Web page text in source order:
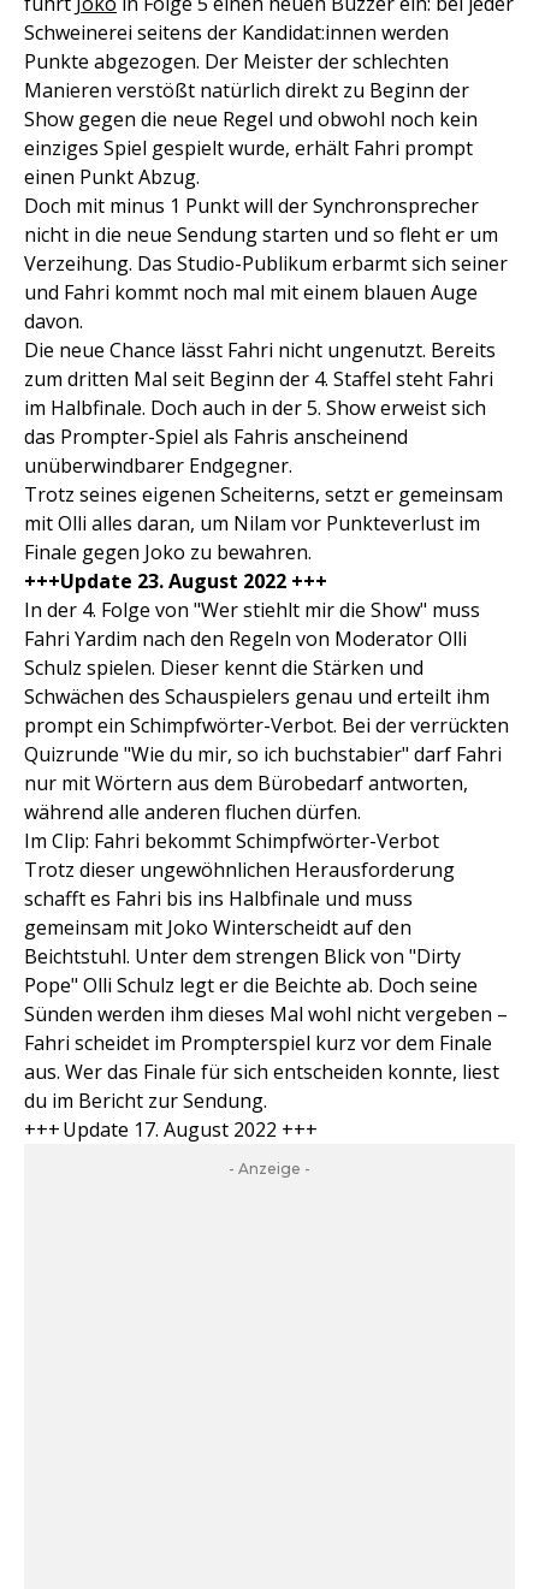
Schweinerei seitens der Kandidat:innen werden
Punkte abgezogen. Der Meister der schlechten
Manieren verstößt natürlich direkt zu Beginn der
Show gegen die neue Regel und obwohl noch kein
einziges Spiel gespielt wurde, erhält Fahri prompt
einen Punkt Abzug.
Doch mit minus 1 Punkt will der Synchronsprecher
nicht in die neue Sendung starten und so fleht er um
Verzeihung. Das Studio-Publikum erbarmt sich seiner
und Fahri kommt noch mal mit einem blauen Auge
davon.
Die neue Chance lässt Fahri nicht ungenutzt. Bereits
zum dritten Mal seit Beginn der 4. Staffel steht Fahri
im Halbfinale. Doch auch in der 5. Show erweist sich
das Prompter-Spiel als Fahris anscheinend
unüberwindbarer Endgegner.
Trotz seines eigenen Scheiterns, setzt er gemeinsam
mit Olli alles daran, um Nilam vor Punkteverlust im
Finale gegen Joko zu bewahren.
+++Update 23. August 2022 +++
In der 4. Folge von "Wer stiehlt mir die Show" muss
Fahri Yardim nach den Regeln von Moderator Olli
Schulz spielen. Dieser kennt die Stärken und
Schwächen des Schauspielers genau und erteilt ihm
prompt ein Schimpfwörter-Verbot. Bei der verrückten
Quizrunde "Wie du mir, so ich buchstabier" darf Fahri
nur mit Wörtern aus dem Bürobedarf antworten,
während alle anderen fluchen dürfen.
Im Clip: Fahri bekommt Schimpfwörter-Verbot
Trotz dieser ungewöhnlichen Herausforderung
schafft es Fahri bis ins Halbfinale und muss
gemeinsam mit Joko Winterscheidt auf den
Beichtstuhl. Unter dem strengen Blick von "Dirty
Pope" Olli Schulz legt er die Beichte ab. Doch seine
Sünden werden ihm dieses Mal wohl nicht vergeben –
Fahri scheidet im Prompterspiel kurz vor dem Finale
aus. Wer das Finale für sich entscheiden konnte, liest
du im Bericht zur Sendung.
+++ Update 17. August 2022 +++
- Anzeige -